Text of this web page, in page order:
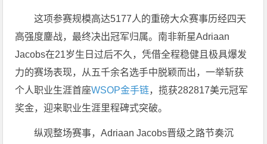
这项参赛规模高达5177人的重磅大众赛事历经四天
高强度鏖战，最终决出冠军归属。南非新星Adriaan
Jacobs在21岁生日过后不久，凭借全程稳健且极具爆发
力的赛场表现，从五千余名选手中脱颖而出，一举斩获
个人职业生涯首座WSOP金手链，揽获282817美元冠军
奖金，迎来职业生涯里程碑式突破。
纵观整场赛事，Adriaan Jacobs晋级之路节奏沉